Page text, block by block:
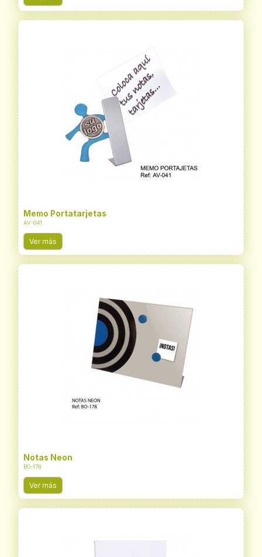
Memo Portatarjetas
AV-041
Ver más
Notas Neon
BO-178
Ver más